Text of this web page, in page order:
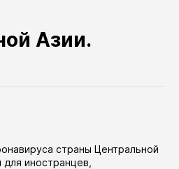
Азии.
страны Центральной
иностранцев,